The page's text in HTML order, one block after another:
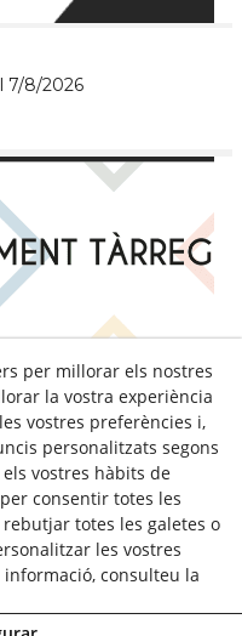
per millorar els nostres
la vostra experiència
vostres preferències i,
personalitzats segons
vostres hàbits de
per consentir totes les
rebutjar totes les galetes o
les vostres
consulteu la